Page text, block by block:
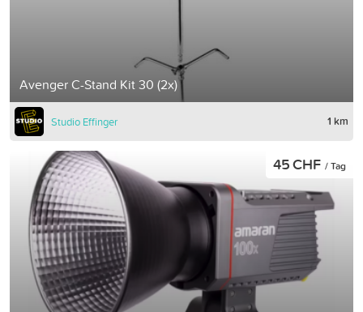
Avenger C-Stand Kit 30 (2x)
Studio Effinger 1 km
45 CHF / Tag